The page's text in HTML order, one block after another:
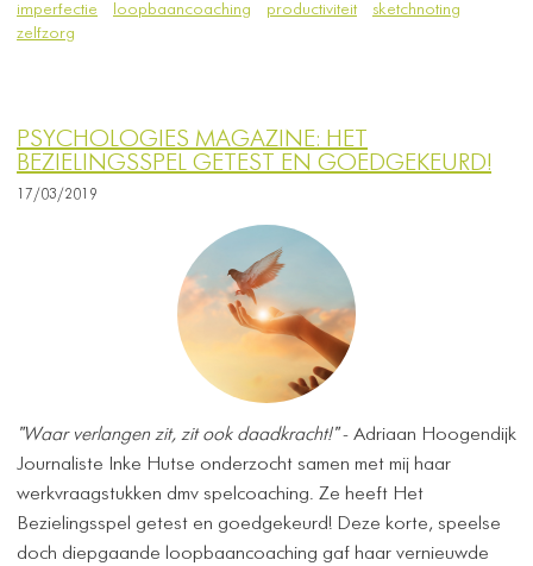
imperfectie
loopbaancoaching productiviteit
sketchnoting
zelfzorg
PSYCHOLOGIES MAGAZINE: HET
BEZIELINGSSPEL GETEST EN GOEDGEKEURD!
17/03/2019
"Waar verlangen zit, zit ook daadkracht!"- Adriaan Hoogendijk
Journaliste Inke Hutse onderzocht samen met mij haar
werkvraagstukken dmv spelcoaching. Ze heeft Het
Bezielingsspel getest en goedgekeurd! Deze korte, speelse
doch diepgaande loopbaancoaching gaf haar vernieuwde